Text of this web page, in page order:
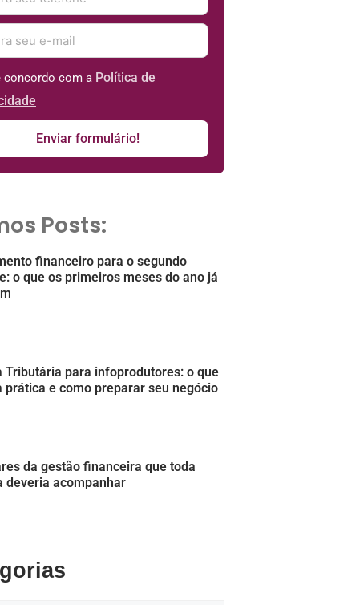
concordo com a Política de
Enviar formulário!
Posts:
financeiro para o segundo
o que os primeiros meses do ano já
Tributária para infoprodutores: o que
prática e como preparar seu negócio
da gestão financeira que toda
deveria acompanhar